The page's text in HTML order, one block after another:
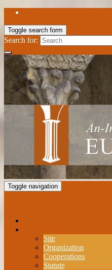
Toggle search form
Search for:
Toggle navigation
Site
Organization
Cooperations
Statute